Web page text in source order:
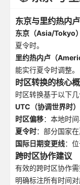
东京与里约热内
东京（Asia/Tokyo）
夏令时。
里约热内卢（
能实行夏令时调整。
时区转换的核心
时区转换基于以下几
UTC（协调世界时）
时区偏移：本地时
夏令时：部分国家
国际日期变更线：
跨时区协作建议
有效的跨时区协作需
明确标注所有时间